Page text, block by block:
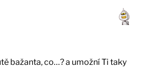
bažanta, co…? a umožní Ti taky